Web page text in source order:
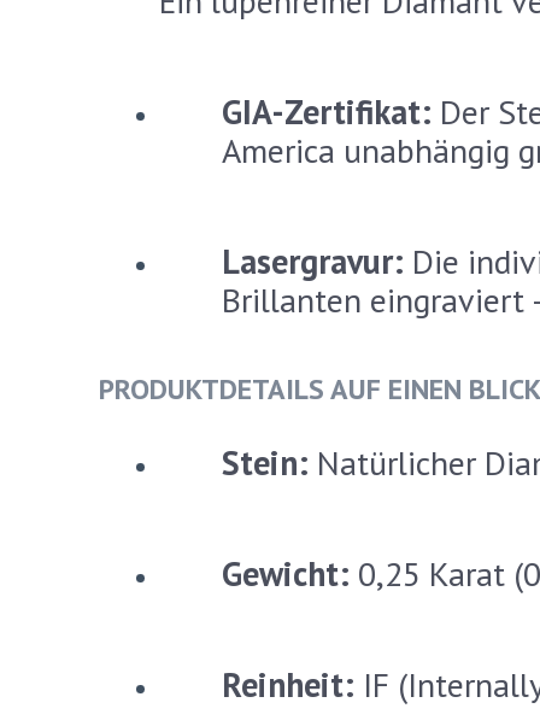
GIA-Zertifikat: Der
America unabhängig
Lasergravur: Die
Brillanten eingraviert
PRODUKTDETAILS AUF EINEN
Stein: Natürlicher
Gewicht: 0,25 Karat
Reinheit: IF